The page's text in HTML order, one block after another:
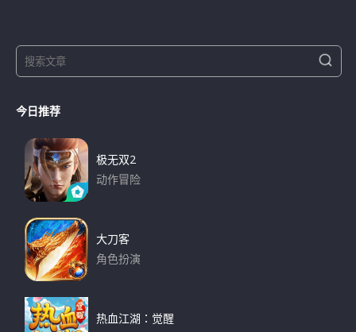
e
r
S
e
今日推荐
极无双2
动作冒险
大刀客
角色扮演
热血江湖：觉醒